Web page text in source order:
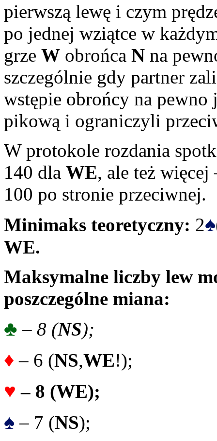
pierwszą lewę i czym
po jednej wziątce w
grze W obrońca N na
szczególnie gdy partner
wstępie obrońcy na
pikową i ograniczyli
W protokole rozdania
140 dla WE, ale też
100 po stronie przeciwnej.
Minimaks teoretyczny: 2♠
WE.
Maksymalne liczby lew
poszczególne miana:
♣ – 8 (NS);
♦ – 6 (NS,WE!);
♥ – 8 (WE);
♠ – 7 (NS);